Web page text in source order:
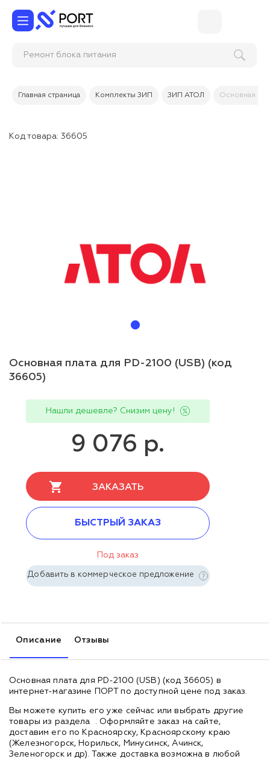
Ремонт блока питан
Главная страница Комплекты ЗИП ЗИП АТОЛ Основная
Код товара: 36605
Основная плата для PD-2100 (USB) (код
36605)
Нашли дешевле? Снизим цену!
9 076 р.
ЗАКАЗАТЬ
БЫСТРЫЙ ЗАКАЗ
Под заказ
Добавить в коммерческое предложение
Описание Отзывы
Основная плата для PD-2100 (USB) (код 36605) в
интернет-магазине ПОРТ по доступной цене под заказ.
Вы можете купить его уже сейчас или выбрать другие
товары из раздела . Оформляйте заказ на сайте,
доставим его по Красноярску, Красноярскому краю
(Железногорск, Норильск, Минусинск, Ачинск,
Зеленогорск и др). Также доставка возможна в любой